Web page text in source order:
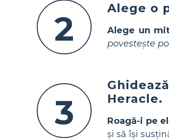
2
Alege o
Alege un
povestește
3
Heracle.
Roagă-i pe
și să își